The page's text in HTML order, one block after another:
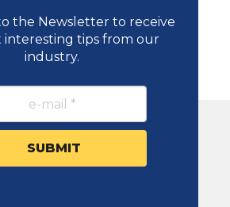
the Newsletter to receive
interesting tips from our
industry.